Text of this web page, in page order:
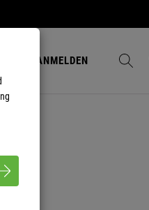
AnmeldenANMELDEN